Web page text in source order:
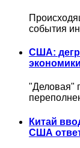
события
США:
"Деловая"
Китай
США